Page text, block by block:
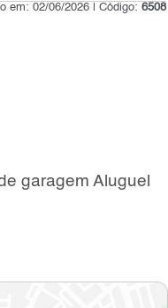
em: 02/06/2026 | Código:6508
garagem Aluguel